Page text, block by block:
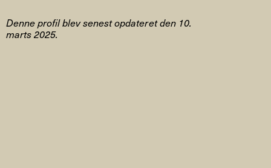
Denne profil blev senest opdateret den 10.
marts 2025.